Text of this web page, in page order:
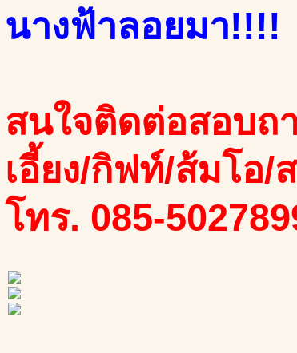
นางฟ้าลอยมา!!!!
สนใจติดต่อสอบถ
เอี้ยง/กิฟท์/ส้มโอ/
โทร. 085-